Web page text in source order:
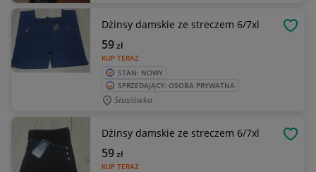
Dżinsy damskie ze streczem 6/7xl
KUP TERAZ
59zł
STAN: NOWY
SPRZEDAJĄCY: OSOBA PRYWATNA
Stasiówka
Dżinsy damskie ze streczem 6/7xl
KUP TERAZ
59zł